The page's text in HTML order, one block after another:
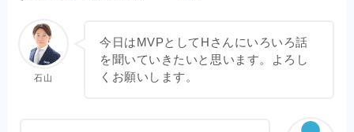
石山
今日はMVPとしてHさんにいろいろ話
を聞いていきたいと思います。よろし
くお願いします。